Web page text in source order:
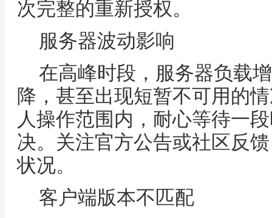
次完整的重新授权。
服务器波动影响
在高峰时段，服务器负载
降，甚至出现短暂不可用的
人操作范围内，耐心等待一
决。关注官方公告或社区反
状况。
客户端版本不匹配